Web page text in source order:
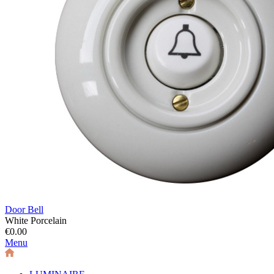
Door Bell
White Porcelain
€0.00
Menu